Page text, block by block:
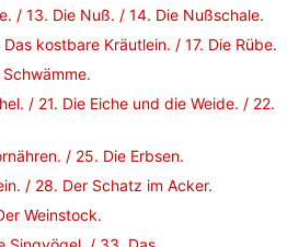
/ 13. Die Nuß. / 14. Die Nußschale.
kostbare Kräutlein. / 17. Die Rübe.
/ 21. Die Eiche und die Weide. / 22.
/ 25. Die Erbsen.
/ 28. Der Schatz im Acker.
Weinstock.